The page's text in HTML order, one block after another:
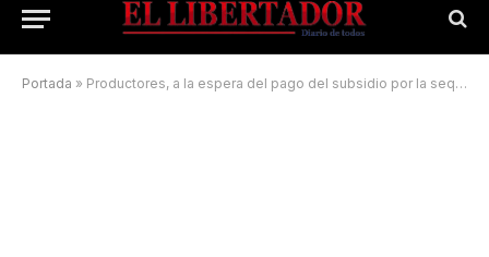
Portada » Productores, a la espera del pago del subsidio por la sequía